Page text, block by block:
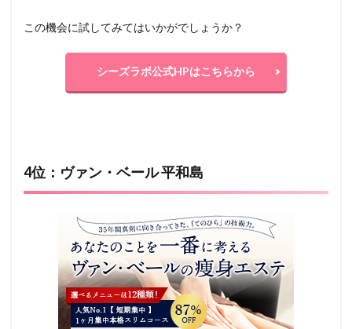
この機会に試してみてはいかがでしょうか？
シーズラボ公式HPはこちらから
4位：ヴァン・ベール 平和島